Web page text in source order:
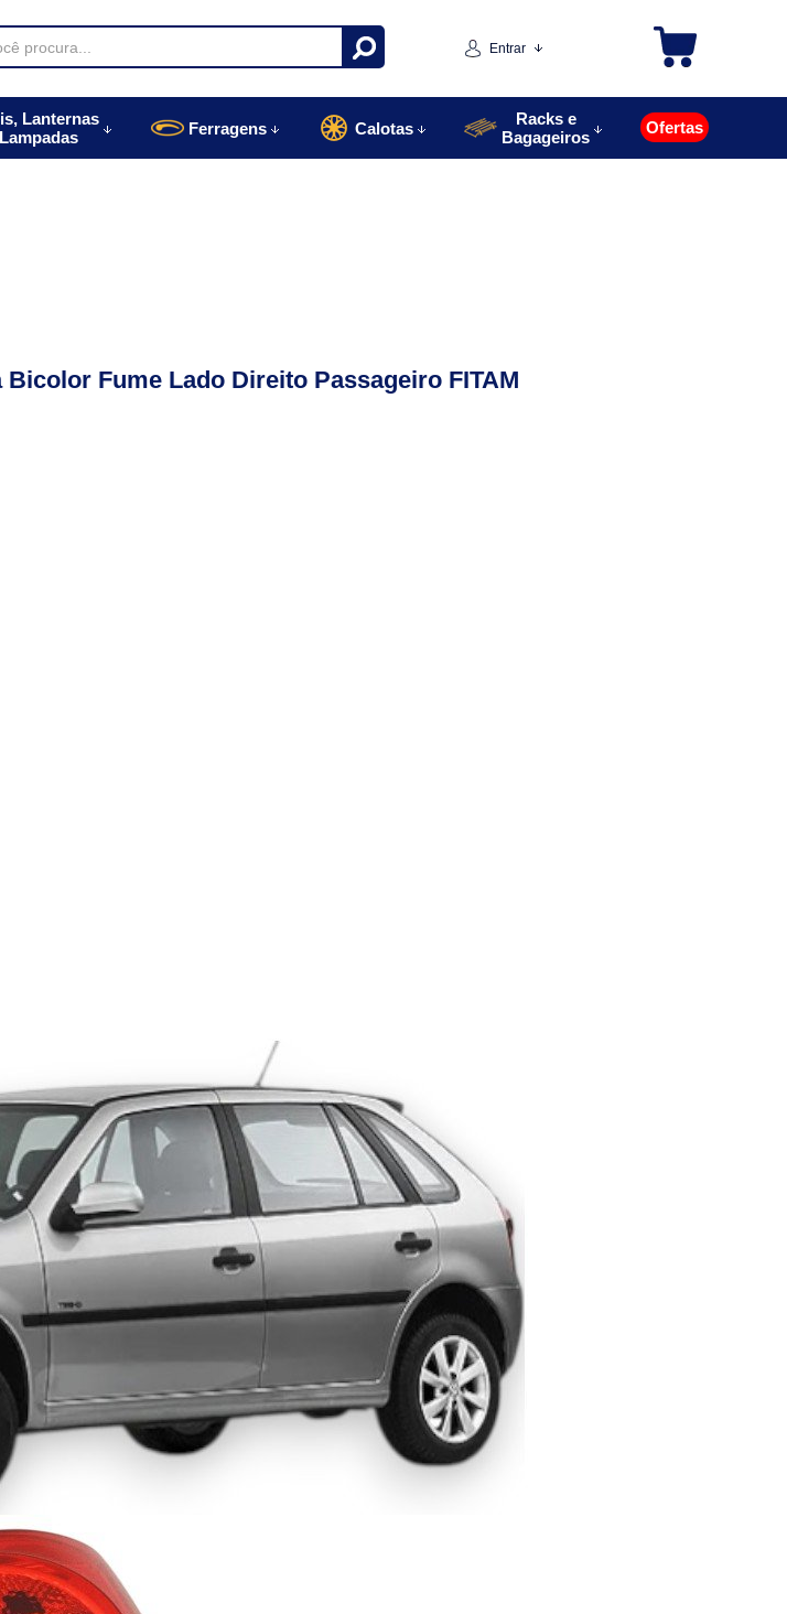
Entrar
Lanternas
Ferragens Calotas
Racks e
Bagageiros
Ofertas
Fume Lado Direito Passageiro FITAM